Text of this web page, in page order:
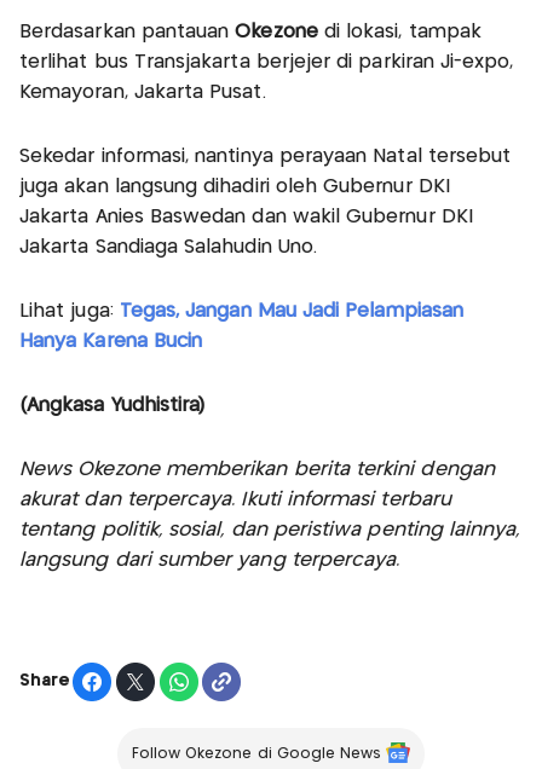
Berdasarkan pantauanOkezone di lokasi, tampak
terlihat bus Transjakarta berjejer di parkiran Ji-expo,
Kemayoran, Jakarta Pusat.
Sekedar informasi, nantinya perayaan Natal tersebut
juga akan langsung dihadiri oleh Gubernur DKI
Jakarta Anies Baswedan dan wakil Gubernur DKI
Jakarta Sandiaga Salahudin Uno.
Lihat juga: Tegas, Jangan Mau Jadi Pelampiasan
Hanya Karena Bucin
(Angkasa Yudhistira)
News Okezone memberikan berita terkini dengan
akurat dan terpercaya. Ikuti informasi terbaru
tentang politik, sosial, dan peristiwa penting lainnya,
langsung dari sumber yang terpercaya.
Share
Follow Okezone di Google News